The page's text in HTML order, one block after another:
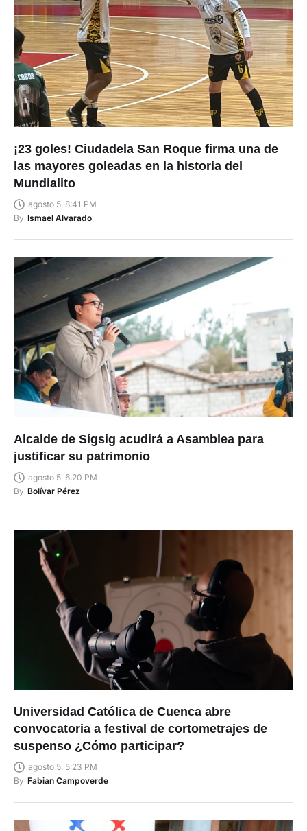
¡23 goles! Ciudadela San Roque firma una de
las mayores goleadas en la historia del
Mundialito
agosto 5, 8:41 PM
By Ismael Alvarado
Alcalde de Sígsig acudirá a Asamblea para
justificar su patrimonio
agosto 5, 6:20 PM
By Bolívar Pérez
Universidad Católica de Cuenca abre
convocatoria a festival de cortometrajes de
suspenso ¿Cómo participar?
agosto 5, 5:23 PM
By Fabian Campoverde